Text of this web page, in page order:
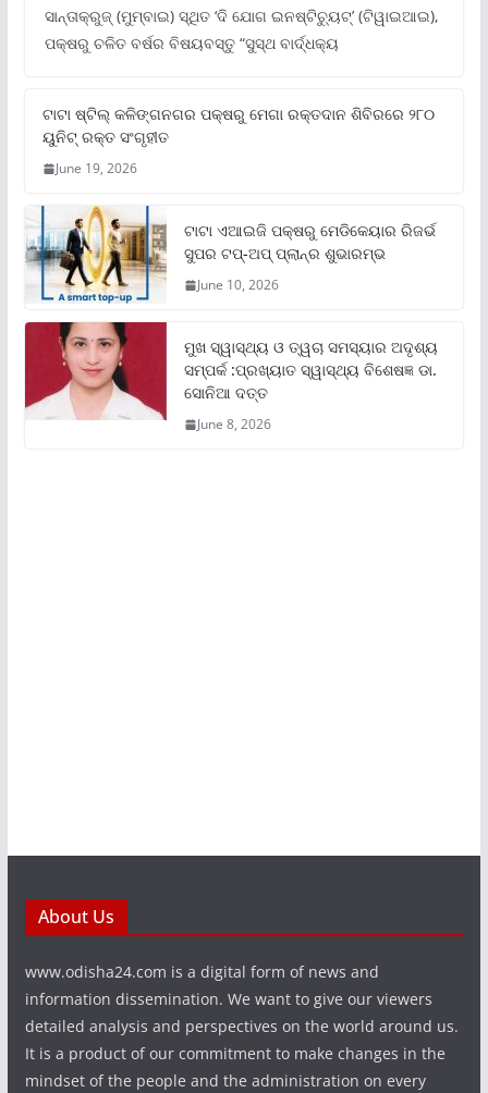
ସାନ୍ତାକ୍ରୁଜ୍ (ମୁମ୍ବାଇ) ସ୍ଥିତ ‘ଦି ଯୋଗ ଇନଷ୍ଟିଚ୍ୟୁଟ୍‌’ (ଟିୱାଇଆଇ),
ପକ୍ଷରୁ ଚଳିତ ବର୍ଷର ବିଷୟବସ୍ତୁ “ସୁସ୍ଥ ବାର୍ଦ୍ଧକ୍ୟ
ଟାଟା ଷ୍ଟିଲ୍‌ କଳିଙ୍ଗନଗର ପକ୍ଷରୁ ମେଗା ରକ୍ତଦାନ ଶିବିରରେ ୨୮୦
ୟୁନିଟ୍‌ ରକ୍ତ ସଂଗୃହୀତ
June 19, 2026
ଟାଟା ଏଆଇଜି ପକ୍ଷରୁ ମେଡିକେୟାର ରିଜର୍ଭ
ସୁପର ଟପ୍‌-ଅପ୍ ପ୍ଲାନ୍‌ର ଶୁଭାରମ୍ଭ
June 10, 2026
ମୁଖ ସ୍ୱାସ୍ଥ୍ୟ ଓ ତ୍ୱଚା ସମସ୍ୟାର ଅଦୃଶ୍ୟ
ସମ୍ପର୍କ :ପ୍ରଖ୍ୟାତ ସ୍ୱାସ୍ଥ୍ୟ ବିଶେଷଜ୍ଞ ଡା.
ସୋନିଆ ଦତ୍ତ
June 8, 2026
About Us
www.odisha24.com is a digital form of news and
information dissemination. We want to give our viewers
detailed analysis and perspectives on the world around us.
It is a product of our commitment to make changes in the
mindset of the people and the administration on every